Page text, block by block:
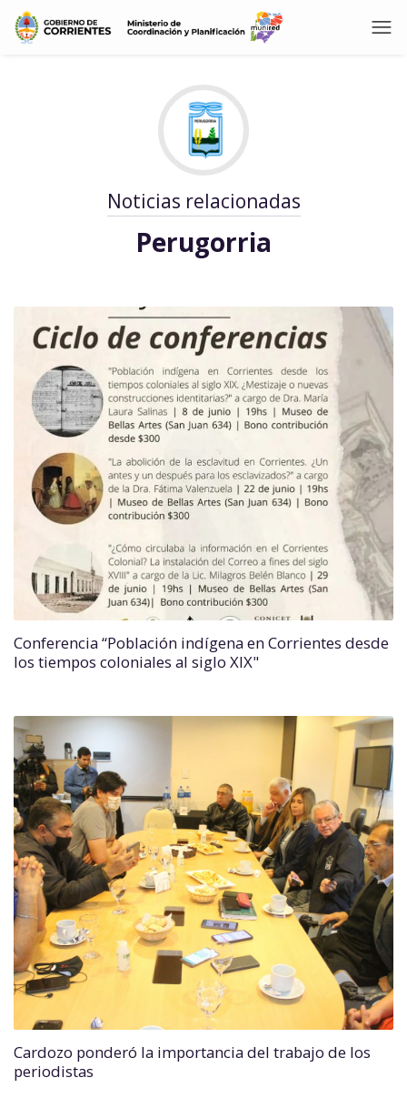
Noticias relacionadas
Perugorria
Conferencia “Población indígena en Corrientes desde
los tiempos coloniales al siglo XIX"
Cardozo ponderó la importancia del trabajo de los
periodistas